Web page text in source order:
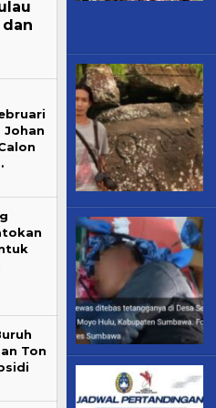
dan
Johan
Ton